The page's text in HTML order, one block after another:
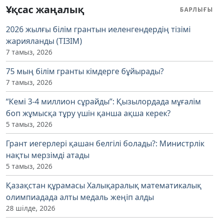
Ұқсас жаңалық БАРЛЫҒЫ
2026 жылғы білім грантын иеленгендердің тізімі
жарияланды (ТІЗІМ)
7 тамыз, 2026
75 мың білім гранты кімдерге бұйырады?
7 тамыз, 2026
“Кемі 3-4 миллион сұрайды”: Қызылордада мұғалім
боп жұмысқа тұру үшін қанша ақша керек?
5 тамыз, 2026
Грант иегерлері қашан белгілі болады?: Министрлік
нақты мерзімді атады
5 тамыз, 2026
Қазақстан құрамасы Халықаралық математикалық
олимпиадада алты медаль жеңіп алды
28 шілде, 2026